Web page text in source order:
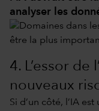
analyser les
4. L’essor de
nouveaux
Si d’un côté, l’IA